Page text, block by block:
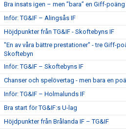
Bra insats igen – men ”bara” en Giff-
Inför: TG&IF – Alingsås IF
Höjdpunkter från TG&IF - Skoftebyns IF
"En av våra bättre prestationer" - tre Giff-
Skoftebyn
Inför: TG&IF – Skoftebyns IF
Chanser och spelövertag - men bara en
Inför: TG&IF – Holmalunds IF
Bra start för TG&IF:s U-lag
Höjdpunkter från Brålanda IF – TG&IF